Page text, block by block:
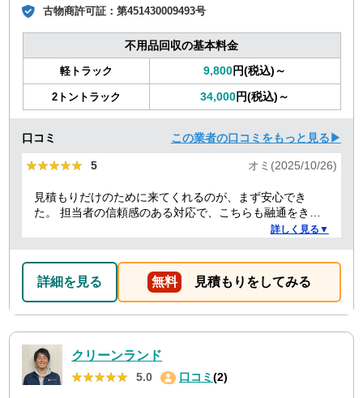
古物商許可証：第451430009493号
不用品回収の基本料金
軽トラック 9,800円(税込)～
2トントラック 34,000円(税込)～
口コミ この業者の口コミをもっと見る▶
★★★★★
★★★★★ 5 オミ(2025/10/26)
見積もりだけのために来てくれるのが、まず安心でき
た。 担当者の信頼感のある対応で、こちらも融通をきか
せることで、結果的にもっとも安い価格でお願いでき
詳しく見る▼
詳細を見る 無料 見積もりをしてみる
クリーンランド
★★★★★
★★★★★ 5.0 口コミ (2)